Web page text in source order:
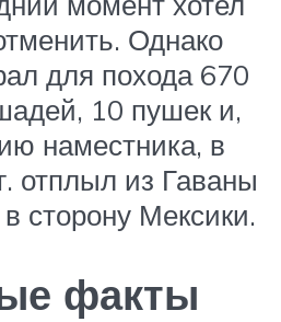
Однако
для похода 670
10 пушек и,
наместника, в
отплыл из Гаваны
сторону Мексики.
факты